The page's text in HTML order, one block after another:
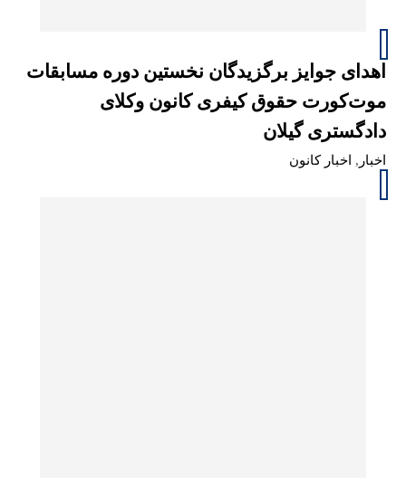
اهدای جوایز برگزیدگان نخستین دوره مسابقات
موت‌کورت حقوق کیفری کانون وکلای
دادگستری گیلان
اخبار , اخبار کانون